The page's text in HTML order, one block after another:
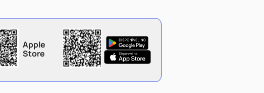
Apple
Store